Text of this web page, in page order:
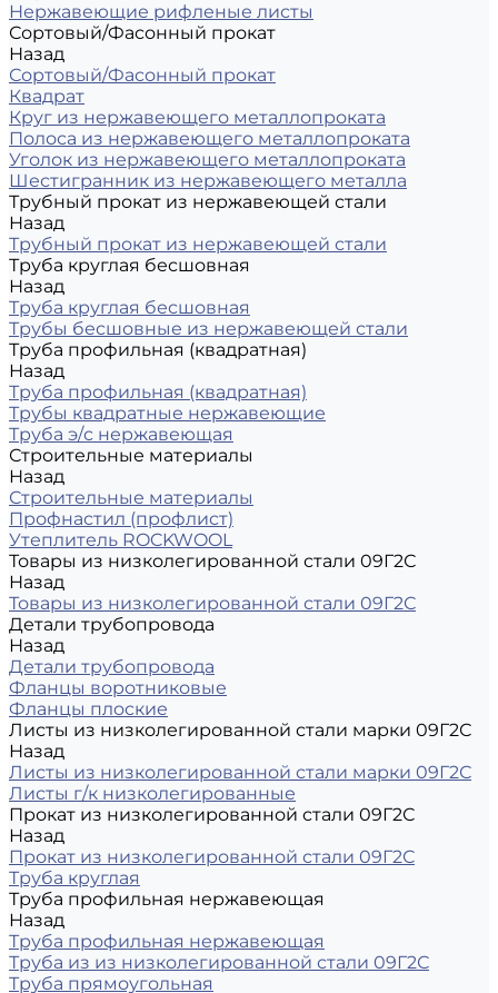
Нержавеющие рифленые листы
Сортовый/Фасонный прокат
Назад
Сортовый/Фасонный прокат
Квадрат
Круг из нержавеющего металлопроката
Полоса из нержавеющего металлопроката
Уголок из нержавеющего металлопроката
Шестигранник из нержавеющего металла
Трубный прокат из нержавеющей стали
Назад
Трубный прокат из нержавеющей стали
Труба круглая бесшовная
Назад
Труба круглая бесшовная
Трубы бесшовные из нержавеющей стали
Труба профильная (квадратная)
Назад
Труба профильная (квадратная)
Трубы квадратные нержавеющие
Труба э/с нержавеющая
Строительные материалы
Назад
Строительные материалы
Профнастил (профлист)
Утеплитель ROCKWOOL
Товары из низколегированной стали 09Г2С
Назад
Товары из низколегированной стали 09Г2С
Детали трубопровода
Назад
Детали трубопровода
Фланцы воротниковые
Фланцы плоские
Листы из низколегированной стали марки 09Г2С
Назад
Листы из низколегированной стали марки 09Г2С
Листы г/к низколегированные
Прокат из низколегированной стали 09Г2С
Назад
Прокат из низколегированной стали 09Г2С
Труба круглая
Труба профильная нержавеющая
Назад
Труба профильная нержавеющая
Труба из из низколегированной стали 09Г2С
Труба прямоугольная